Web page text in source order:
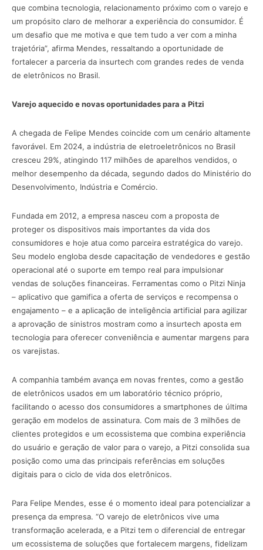
que combina tecnologia, relacionamento próximo com o varejo e
um propósito claro de melhorar a experiência do consumidor. É
um desafio que me motiva e que tem tudo a ver com a minha
trajetória”, afirma Mendes, ressaltando a oportunidade de
fortalecer a parceria da insurtech com grandes redes de venda
de eletrônicos no Brasil.
Varejo aquecido e novas oportunidades para a Pitzi
A chegada de Felipe Mendes coincide com um cenário altamente
favorável. Em 2024, a indústria de eletroeletrônicos no Brasil
cresceu 29%, atingindo 117 milhões de aparelhos vendidos, o
melhor desempenho da década, segundo dados do Ministério do
Desenvolvimento, Indústria e Comércio.
Fundada em 2012, a empresa nasceu com a proposta de
proteger os dispositivos mais importantes da vida dos
consumidores e hoje atua como parceira estratégica do varejo.
Seu modelo engloba desde capacitação de vendedores e gestão
operacional até o suporte em tempo real para impulsionar
vendas de soluções financeiras. Ferramentas como o Pitzi Ninja
– aplicativo que gamifica a oferta de serviços e recompensa o
engajamento – e a aplicação de inteligência artificial para agilizar
a aprovação de sinistros mostram como a insurtech aposta em
tecnologia para oferecer conveniência e aumentar margens para
os varejistas.
A companhia também avança em novas frentes, como a gestão
de eletrônicos usados em um laboratório técnico próprio,
facilitando o acesso dos consumidores a smartphones de última
geração em modelos de assinatura. Com mais de 3 milhões de
clientes protegidos e um ecossistema que combina experiência
do usuário e geração de valor para o varejo, a Pitzi consolida sua
posição como uma das principais referências em soluções
digitais para o ciclo de vida dos eletrônicos.
Para Felipe Mendes, esse é o momento ideal para potencializar a
presença da empresa. “O varejo de eletrônicos vive uma
transformação acelerada, e a Pitzi tem o diferencial de entregar
um ecossistema de soluções que fortalecem margens, fidelizam